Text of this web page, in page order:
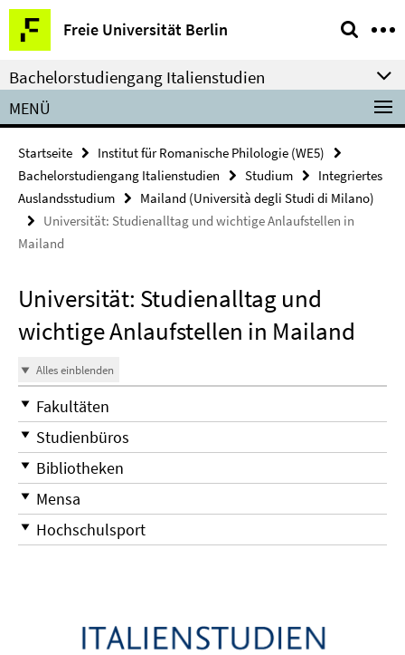
Springe
direkt
zu
Inhalt
Freie Universität Berlin
Service-
Navigation
Bachelorstudiengang Italienstudien
MENÜ
Startseite
Institut für Romanische Philologie (WE5)
Bachelorstudiengang Italienstudien
Studium
Integriertes
Auslandsstudium
Mailand (Università degli Studi di Milano)
Universität: Studienalltag und wichtige Anlaufstellen in
Mailand
Universität: Studienalltag und
wichtige Anlaufstellen in Mailand
Alles einblenden
Fakultäten
Studienbüros
Bibliotheken
Mensa
Hochschulsport